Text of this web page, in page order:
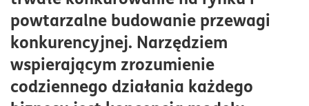
powtarzalne budowanie przewagi
konkurencyjnej. Narzędziem
wspierającym zrozumienie
codziennego działania każdego